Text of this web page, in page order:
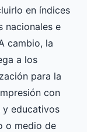
en índices
nacionales e
cambio, la
a los
para la
con
y educativos
o medio de